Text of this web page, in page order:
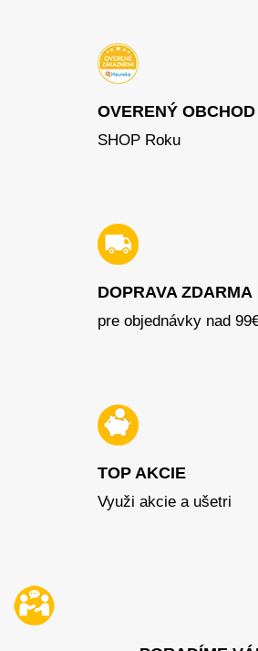
OVERENÝ OBCHOD
SHOP Roku
DOPRAVA ZDARMA
pre objednávky nad
TOP AKCIE
Využi akcie a ušetri